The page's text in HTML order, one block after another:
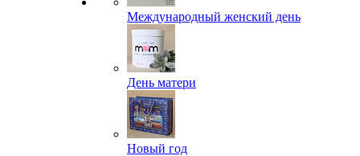
Международный женский день
День матери
Новый год